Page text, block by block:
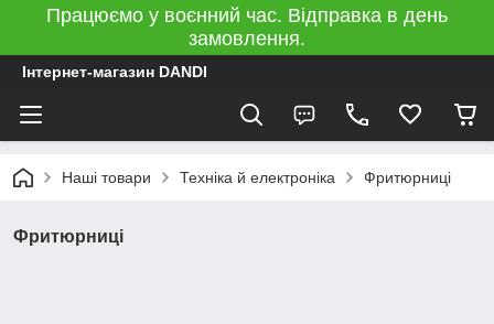
Працюємо у воєнний час. Відправка в день
замовлення.
Інтернет-магазин DANDI
Наші товари Техніка й електроніка Фритюрниці
Фритюрниці